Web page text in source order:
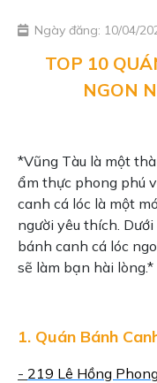
Ngày đăng: 10/04/
TOP 10
NGON
*Vũng Tàu là một
ẩm thực phong phú
canh cá lóc là một
người yêu thích.
bánh canh cá lóc
sẽ làm bạn hài lòng.*
1. Quán Bánh
- 219 Lê Hồng